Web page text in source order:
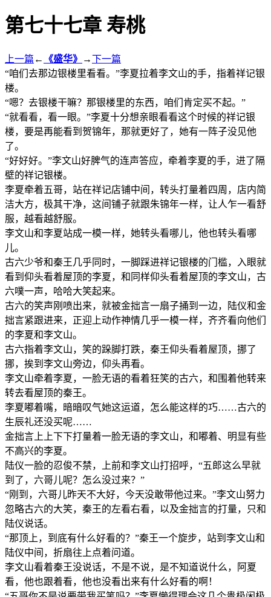
第七十七章 寿桃
上一篇 ← 《盛华》 →下一篇
“咱们去那边银楼里看看。”李夏拉着李文山的手，指着祥记银
楼。
“嗯？去银楼干嘛？那银楼里的东西，咱们肯定买不起。”
“就看看，看一眼。”李夏十分想亲眼看看这个时候的祥记银
楼，要是再能看到贺锦年，那就更好了，她有一阵子没见他
了。
“好好好。”李文山好脾气的连声答应，牵着李夏的手，进了隔
壁的祥记银楼。
李夏牵着五哥，站在祥记店铺中间，转头打量着四周，店内简
洁大方，极其干净，这间铺子就跟朱锦年一样，让人乍一看舒
服，越看越舒服。
李文山和李夏站成一模一样，她转头看哪儿，他也转头看哪
儿。
古六少爷和秦王几乎同时，一脚踩进祥记银楼的门槛，入眼就
看到仰头看着屋顶的李夏，和同样仰头看着屋顶的李文山，古
六噗一声，哈哈大笑起来。
古六的笑声刚喷出来，就被金拙言一扇子捅到一边，陆仪和金
拙言紧跟进来，正迎上动作神情几乎一模一样，齐齐看向他们
的李夏和李文山。
古六指着李文山，笑的跺脚打跌，秦王仰头看着屋顶，挪了
挪，挨到李文山旁边，仰头再看。
李文山牵着李夏，一脸无语的看着狂笑的古六，和围着他转来
转去看屋顶的秦王。
李夏嘟着嘴，暗暗叹气她这运道，怎么能这样的巧……古六的
生辰礼还没买呢……
金拙言上上下下打量着一脸无语的李文山，和嘟着、明显有些
不高兴的李夏。
陆仪一脸的忍俊不禁，上前和李文山打招呼，“五郎这么早就
到了，六哥儿呢？怎么没过来？”
“刚到，六哥儿昨天不大好，今天没敢带他过来。”李文山努力
忽略古六的大笑，秦王的左看右看，以及金拙言的打量，只和
陆仪说话。
“那顶上，到底有什么好看的？”秦王一个旋步，站到李文山和
陆仪中间，折扇往上点着问道。
李文山看着秦王没说话，不是不说，是不知道说什么，阿夏
看，他也跟着看，他也没看出来有什么好看的啊！